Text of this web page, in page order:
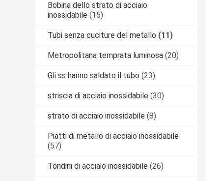
Bobina dello strato di acciaio
inossidabile (15)
Tubi senza cuciture del metallo (11)
Metropolitana temprata luminosa (20)
Gli ss hanno saldato il tubo (23)
striscia di acciaio inossidabile (30)
strato di acciaio inossidabile (8)
Piatti di metallo di acciaio inossidabile
(57)
Tondini di acciaio inossidabile (26)